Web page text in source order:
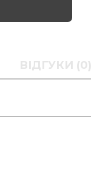
ВІДГУКИ (0)